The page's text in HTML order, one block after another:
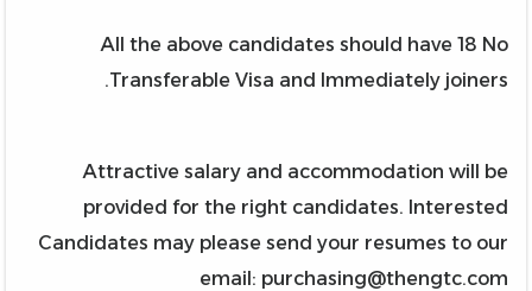
All the above candidates should have 18 No
Transferable Visa and Immediately joiners.
Attractive salary and accommodation will be
provided for the right candidates. Interested
Candidates may please send your resumes to our
email: purchasing@thengtc.com